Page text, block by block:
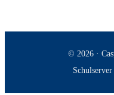
© 2026 ·